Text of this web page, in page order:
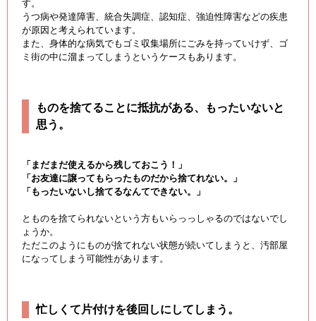
す。
うつ病や発達障害、統合失調症、認知症、強迫性障害などの疾患
が原因と考えられています。
また、身体的な病気でもゴミ収集場所にごみを持っていけず、ゴ
ミ街の中に溜まってしまうというケースもあります。
ものを捨てることに抵抗がある、もったいないと
思う。
「まだまだ使えるから残しておこう！」
「お友達に譲ってもらったものだから捨てれない。」
「もったいないし捨てるなんてできない。」
とものを捨てられないという方もいらっっしゃるのではないでし
ょうか。
ただこのようにものが捨てれない状態が続いてしまうと、汚部屋
になってしまう可能性があります。
忙しくて片付けを後回しにしてしまう。